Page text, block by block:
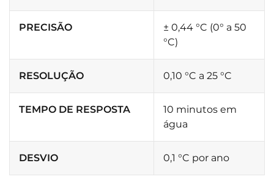
PRECISÃO
± 0,44 °C (0° a 50
°C)
RESOLUÇÃO 0,10 °C a 25 °C
TEMPO DE RESPOSTA
10 minutos em
água
DESVIO 0,1 °C por ano